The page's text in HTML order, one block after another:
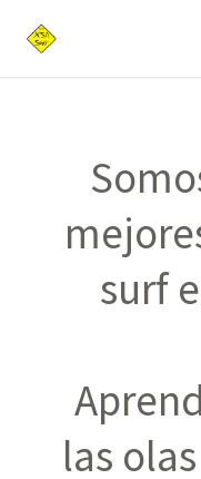
contenido
surf
las